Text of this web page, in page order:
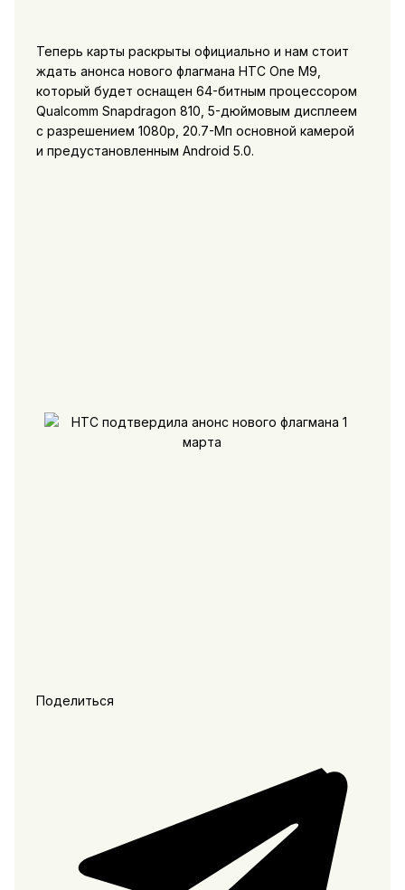
Теперь карты раскрыты официально и нам стоит
ждать анонса нового флагмана HTC One M9,
который будет оснащен 64-битным процессором
Qualcomm Snapdragon 810, 5-дюймовым дисплеем
с разрешением 1080p, 20.7-Мп основной камерой
и предустановленным Android 5.0.
Поделиться